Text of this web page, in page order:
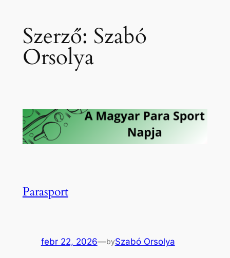
Szerző: Szabó
Orsolya
Parasport
febr 22, 2026—bySzabó Orsolya